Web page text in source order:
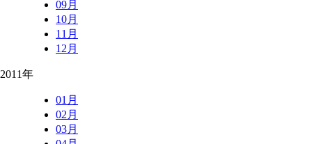
09月
10月
11月
12月
2011年
01月
02月
03月